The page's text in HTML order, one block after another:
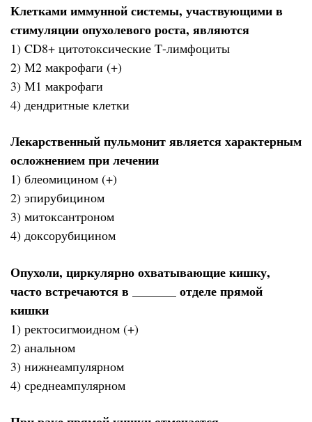
Клетками иммунной системы, участвующими в
стимуляции опухолевого роста, являются
1) CD8+ цитотоксические Т-лимфоциты
2) М2 макрофаги (+)
3) М1 макрофаги
4) дендритные клетки
Лекарственный пульмонит является характерным
осложнением при лечении
1) блеомицином (+)
2) эпирубицином
3) митоксантроном
4) доксорубицином
Опухоли, циркулярно охватывающие кишку,
часто встречаются в _______ отделе прямой
кишки
1) ректосигмоидном (+)
2) анальном
3) нижнеампулярном
4) среднеампулярном